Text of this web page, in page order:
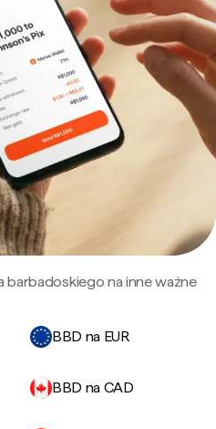
barbadoskiego na inne ważne
BBD na EUR
BBD na CAD